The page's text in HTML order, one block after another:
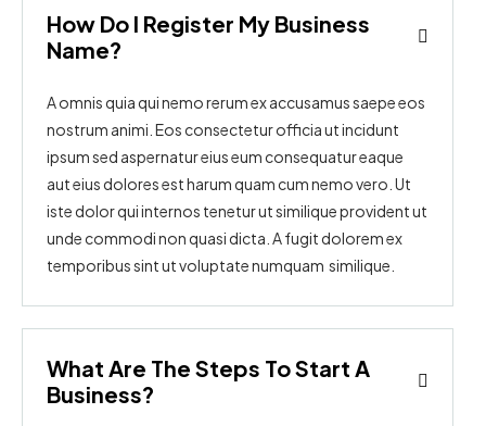
How Do I Register My Business
Name?
A omnis quia qui nemo rerum ex accusamus saepe eos
nostrum animi. Eos consectetur officia ut incidunt
ipsum sed aspernatur eius eum consequatur eaque
aut eius dolores est harum quam cum nemo vero. Ut
iste dolor qui internos tenetur ut similique provident ut
unde commodi non quasi dicta. A fugit dolorem ex
temporibus sint ut voluptate numquam similique.
What Are The Steps To Start A
Business?